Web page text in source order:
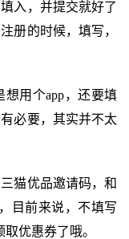
入，并提交就好了
册的时候，填写，
用个app，还要填
必要，其实并不太
猫优品邀请码，和
目前来说，不填写
优惠券了哦。